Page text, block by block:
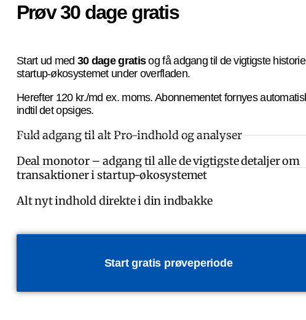
Prøv 30 dage gratis
Start ud med 30 dage gratisog få adgang til de vigtigste
startup-økosystemet under overfladen.
Herefter 120 kr./md ex. moms. Abonnementet fornyes
indtil det opsiges.
Fuld adgang til alt Pro-indhold og analyser
Deal monotor – adgang til alle de vigtigste detaljer om
transaktioner i startup-økosystemet
Alt nyt indhold direkte i din indbakke
Start gratis prøveperiode